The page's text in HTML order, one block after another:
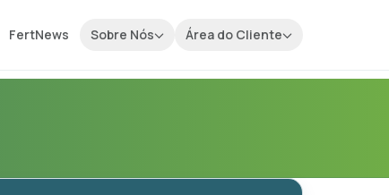
FertNews Sobre Nós Área do Cliente